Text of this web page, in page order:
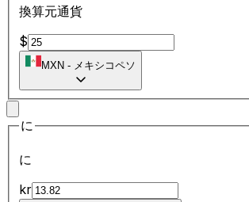
換算元通貨
$
MXN - メキシコペソ
に
に
kr